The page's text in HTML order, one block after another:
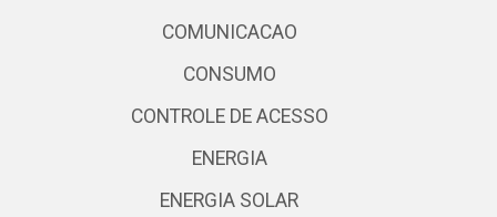
COMUNICACAO
CONSUMO
CONTROLE DE ACESSO
ENERGIA
ENERGIA SOLAR